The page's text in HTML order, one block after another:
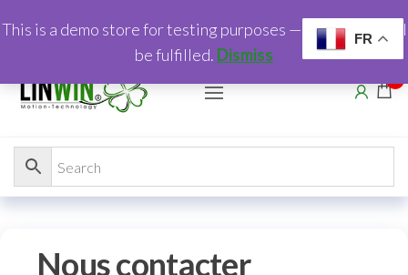
Nous contacter
FR
This is a demo store for testing purposes — no orders shall
be fulfilled. Dismiss